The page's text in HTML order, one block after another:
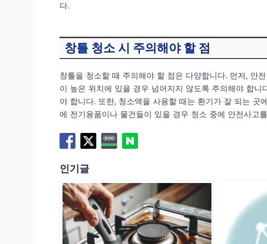
다.
창틀 청소 시 주의해야 할 점
창틀을 청소할 때 주의해야 할 점은 다양합니다. 먼저, 안
이 높은 위치에 있을 경우 넘어지지 않도록 주의해야 합
야 합니다. 또한, 청소액을 사용할 때는 환기가 잘 되는 곳
에 전기용품이나 물건들이 있을 경우 청소 중에 안전사고
인기글